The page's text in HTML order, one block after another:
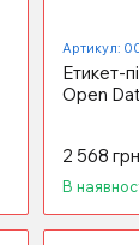
Артикул:
Етикет-
Open
2 568 грн
В